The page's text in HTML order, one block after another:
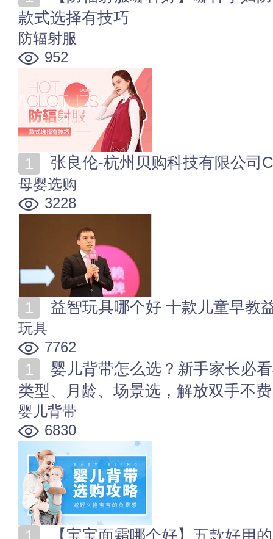
款式选择有技巧
防辐射服
952
张良伦-杭州贝购科技有限公司
母婴选购
3228
益智玩具哪个好 十款儿童早教
玩具
7762
类型、月龄、场景选，解放双手不
婴儿背带
6830